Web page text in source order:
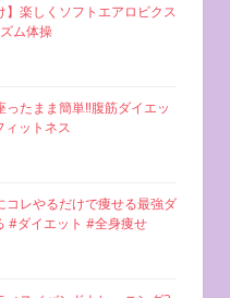
】楽しくソフトエアロビクス
ム体操
ったまま簡単‼︎腹筋ダイエッ
ットネス
コレやるだけで痩せる最強ダ
#ダイエット #全身痩せ